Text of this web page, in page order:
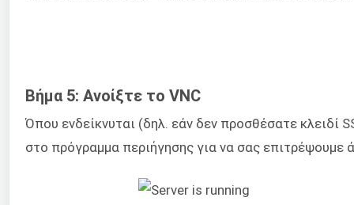
Βήμα 5: Ανοίξτε το VNC
Όπου ενδείκνυται (δηλ. εάν δεν προσθέσατε κλειδί
στο πρόγραμμα περιήγησης για να σας επιτρέψουμε